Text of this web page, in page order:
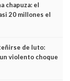
chapuza: el
20 millones el
cabían por los
de luto:
violento choque